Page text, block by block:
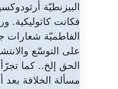
البيزنطيّة
فكانت كاثوليكية.
الفاطميّة شعارات
على التوسّع
الحق إلخ.. كما
مسألة الخلافة بعد